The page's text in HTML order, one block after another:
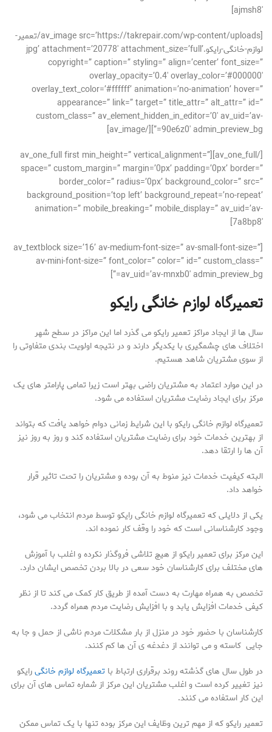
ajmsh8′]
[av_image src=’https://takrepair.com/wp-content/uploads/تعمیر-
لوازم-خانگی-رایکو.jpg’ attachment=’20778′ attachment_size=’full’
copyright=” caption=” styling=” align=’center’ font_size=”
overlay_opacity=’0.4′ overlay_color=’#000000′
overlay_text_color=’#ffffff’ animation=’no-animation’ hover=”
appearance=” link=” target=” title_attr=” alt_attr=” id=”
custom_class=” av_element_hidden_in_editor=’0′ av_uid=’av-
90e6z0′ admin_preview_bg=”][/av_image]
[/av_one_full][av_one_full first min_height=” vertical_alignment=”
space=” custom_margin=” margin=’0px’ padding=’0px’ border=”
border_color=” radius=’0px’ background_color=” src=”
background_position=’top left’ background_repeat=’no-repeat’
animation=” mobile_breaking=” mobile_display=” av_uid=’av-
7a8bp8′]
[av_textblock size=’16’ av-medium-font-size=” av-small-font-size=”
av-mini-font-size=” font_color=” color=” id=” custom_class=”
av_uid=’av-mnxb0′ admin_preview_bg=”]
تعمیرگاه لوازم خانگی رایکو
سال ها از ایجاد مراکز تعمیر رایکو می گذرد اما این مراکز در سطح شهر
اختلاف های چشمگیری با یکدیگر دارند و در نتیجه اولویت بندی متفاوتی را
از سوی مشتریان شاهد هستیم.
در این موارد اعتماد به مشتریان راضی بهتر است زیرا تمامی پارامتر های یک
مرکز برای ایجاد رضایت مشتریان استفاده می شود.
تعمیرگاه لوازم خانگی رایکو با این شرایط زمانی دوام خواهد یافت که بتواند
از بهترین خدمات خود برای رضایت مشتریان استفاده کند و روز به روز نیز
آن ها را ارتقا دهد.
البته کیفیت خدمات نیز منوط به آن بوده و مشتریان را تحت تاثیر قرار
خواهد داد.
یکی از دلایلی که تعمیرگاه لوازم خانگی رایکو توسط مردم انتخاب می شود،
وجود کارشناسانی است که خود را وقف کار نموده اند.
این مرکز برای تعمیر رایکو از هیچ تلاشی فروگذار نکرده و اغلب با آموزش
های مختلف برای کارشناسان خود سعی در بالا بردن تخصص ایشان دارد.
تخصص به همراه مهارت به دست آمده از طریق کار کمک می کند تا از نظر
کیفی خدمات افزایش یابد و با افزایش رضایت مردم همراه گردد.
کارشناسان با حضور خود در منزل از بار مشکلات مردم ناشی از حمل و جا به
جایی کاسته و می توانند از دغدغه ی آن ها کم کنند.
در طول سال های گذشته روند برقراری ارتباط با تعمیرگاه لوازم خانگیرایکو
نیز تغییر کرده است و اغلب مشتریان این مرکز از شماره تماس های آن برای
این کار استفاده می کنند.
تعمیر رایکو که از مهم ترین وظایف این مرکز بوده تنها با یک تماس ممکن